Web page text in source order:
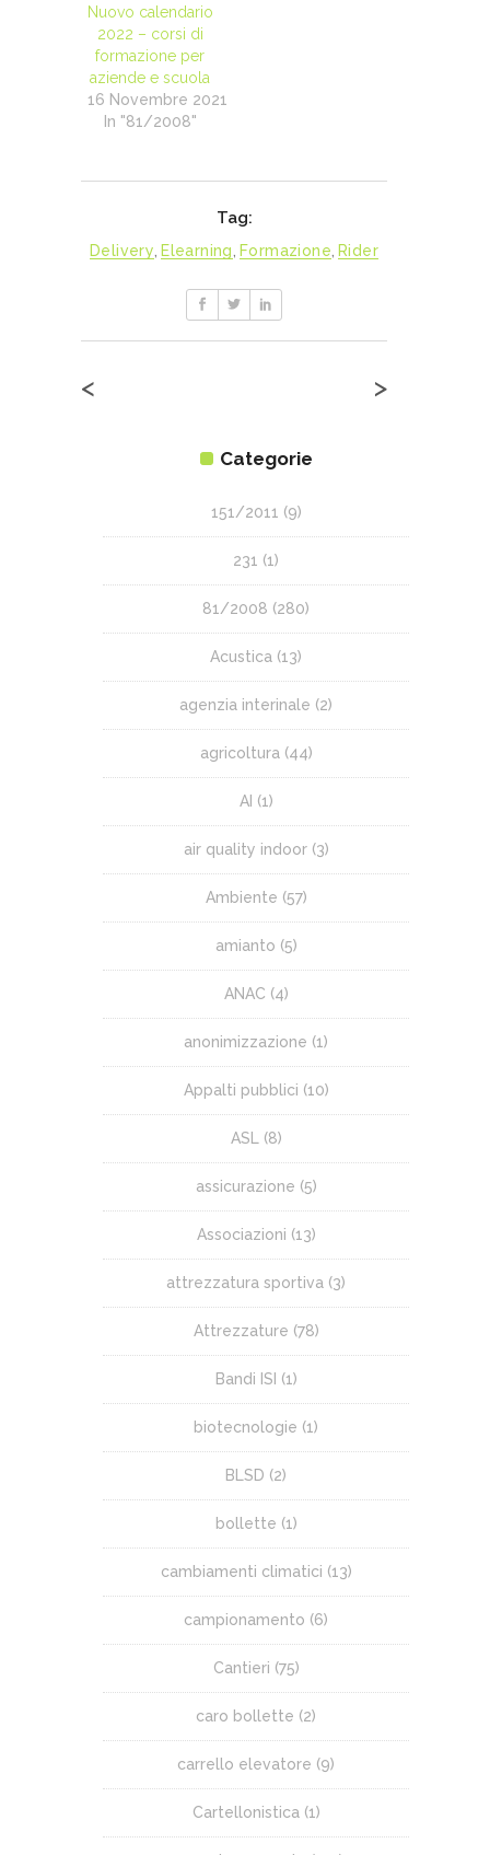
Nuovo calendario
2022 – corsi di
formazione per
aziende e scuola
16 Novembre 2021
In "81/2008"
Tag:
Delivery Elearning Formazione Rider
< >
Categorie
151/2011 (9)
231 (1)
81/2008 (280)
Acustica (13)
agenzia interinale (2)
agricoltura (44)
AI (1)
air quality indoor(3)
Ambiente (57)
amianto (5)
ANAC (4)
anonimizzazione (1)
Appalti pubblici (10)
ASL (8)
assicurazione (5)
Associazioni (13)
attrezzatura sportiva (3)
Attrezzature (78)
Bandi ISI (1)
biotecnologie (1)
BLSD (2)
bollette (1)
cambiamenti climatici (13)
campionamento (6)
Cantieri (75)
caro bollette (2)
carrello elevatore (9)
Cartellonistica (1)